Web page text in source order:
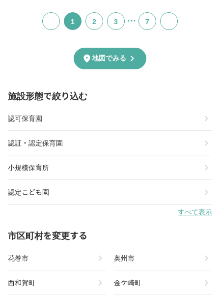
1 2 3 … 7
location_on地図でみる chevron_right
施設形態で絞り込む
認可保育園 chevron_right
認証・認定保育園 chevron_right
小規模保育所 chevron_right
認定こども園 chevron_right
すべて表示
市区町村を変更する
花巻市 chevron_right 奥州市 chevron_right
西和賀町 chevron_right 金ケ崎町 chevron_right